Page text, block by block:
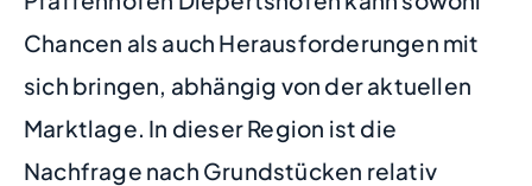
Chancen als auch Herausforderungen mit
sich bringen, abhängig von der aktuellen
Marktlage. In dieser Region ist die
Nachfrage nach Grundstücken relativ